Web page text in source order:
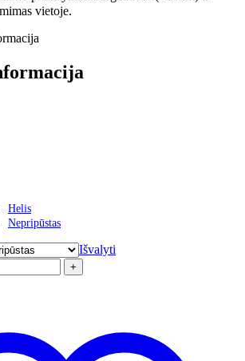
vietoje.
Helis
Nepripūstas
Išvalyti
+